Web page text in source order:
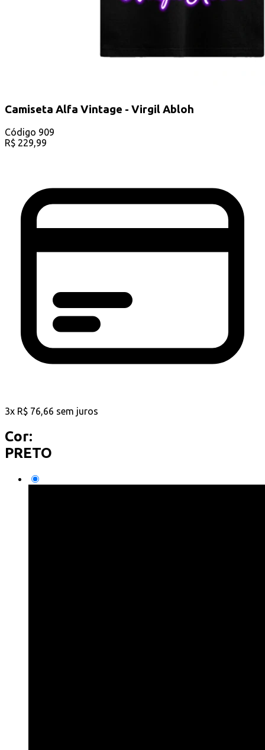
Camiseta Alfa Vintage - Virgil Abloh
Código 909
R$ 229,99
3x R$ 76,66 sem juros
Cor:
PRETO